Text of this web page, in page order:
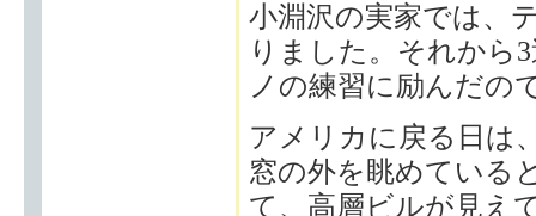
小淵沢の実家では、
りました。それから
ノの練習に励んだの
アメリカに戻る日は
窓の外を眺めている
て、高層ビルが見え